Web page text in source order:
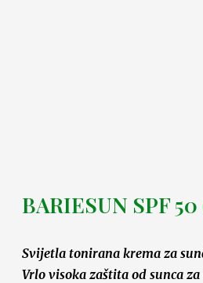
BARIESUN SPF
Svijetla tonirana krema za
Vrlo visoka zaštita od sunca